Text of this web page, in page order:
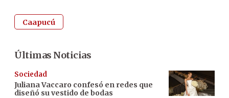
Caapucú
Últimas Noticias
Sociedad
Juliana Vaccaro confesó en redes que
diseñó su vestido de bodas